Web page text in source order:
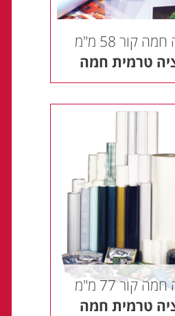
קור 58 מ"מ
טרמית חמה
קור 77 מ"מ
טרמית חמה